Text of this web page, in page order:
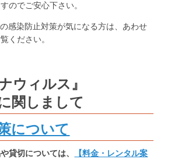
のでご安心下さい。
感染防止対策が気になる方は、あわせ
ください。
ウィルス』
関しまして
について
貸切については、
【料金・レンタル案